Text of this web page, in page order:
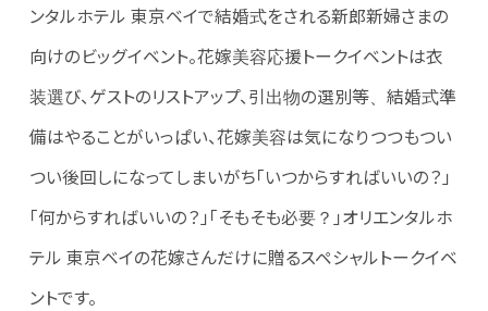
ンタルホテル 東京ベイで結婚式をされる新郎新婦さまの
向けのビッグイベント。花嫁美容応援トークイベントは衣
装選び、ゲストのリストアップ、引出物の選別等、結婚式準
備はやることがいっぱい、花嫁美容は気になりつつもつい
つい後回しになってしまいがち「いつからすればいいの？」
「何からすればいいの？」「そもそも必要？」オリエンタルホ
テル 東京ベイの花嫁さんだけに贈るスペシャルトークイベ
ントです。